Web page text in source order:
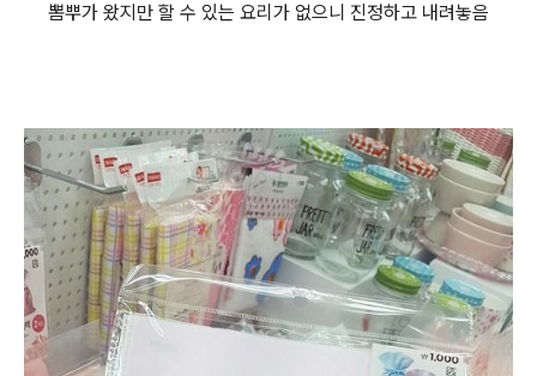
뽐뿌가 왔지만 할 수 있는 요리가 없으니 진정하고 내려놓음